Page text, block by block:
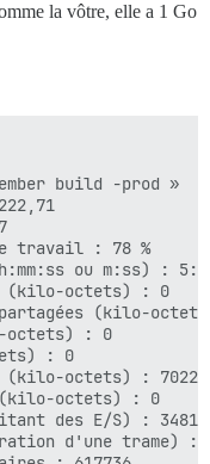
la vôtre, elle a 1 Go
ember build -prod »
travail : 78 %
ou m:ss) :
(kilo-octets) : 0
partagées (kilo-
octets) : 0
: 0
(kilo-octets) :
(kilo-octets) : 0
des E/S) :
d'une trame) :